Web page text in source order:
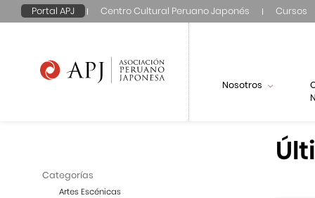
Portal APJ Centro Cultural Peruano Japonés Cursos
Nosotros
Categorías
Artes Escénicas